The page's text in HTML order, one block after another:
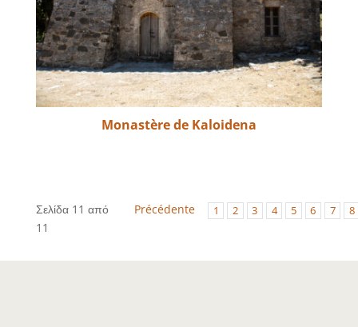
Monastère de Kaloidena
Σελίδα 11 από
11
Précédente 1 2 3 4 5 6 7 8